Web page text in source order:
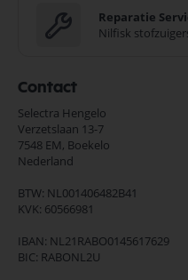
Reparatie
Nilfisk
Contact
Selectra Hengelo
Verzetslaan 13-7
7548 EM, Boekelo
Nederland
BTW: NL001406482B41
KVK: 60566981
IBAN: NL21RABO0145617629
BIC: RABONL2U